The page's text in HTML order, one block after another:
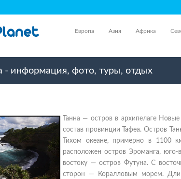
Европа Азия Африка
- информация, фото, туры, отдых
Танна — остров в архипелаге
состав провинции Тафеа. Остров
Тихом океане, примерно в 1100
расположен остров Эроманга,
востоку — остров Футуна. С
сторон — Коралловым морем.